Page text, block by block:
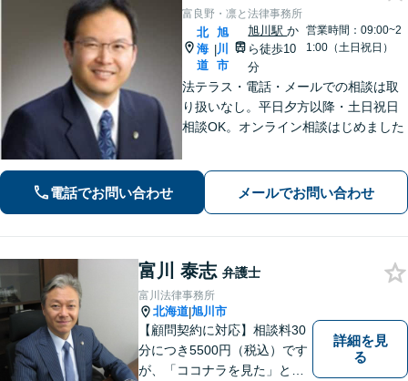
富良野・凛と法律事務所
北
海
道
|
旭
川
市
旭川駅か
ら徒歩10
分
営業時間：09:00~2
1:00（土日祝日）
法テラス・電話・メールでの相談は取
り扱いなし。平日夕方以降・土日祝日
相談OK。オンライン相談はじめました
電話でお問い合わせ メールでお問い合わせ
富川 泰志 弁護士
富川法律事務所
北海道|旭川市
【顧問契約に対応】相談料30
分につき5500円（税込）です
が、「ココナラを見た」とお
詳細を見
る